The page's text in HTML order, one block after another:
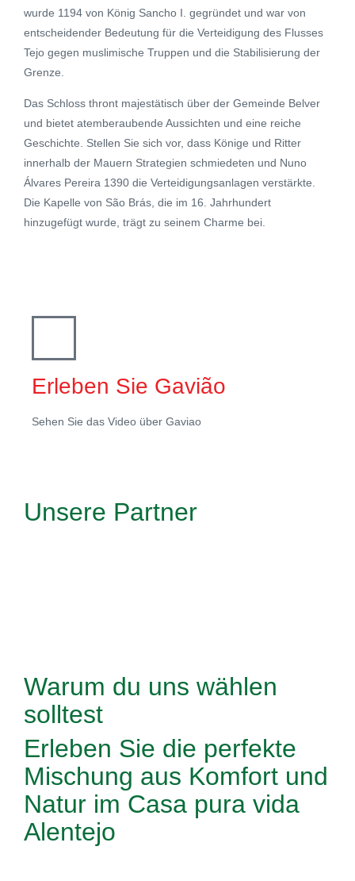
wurde 1194 von König Sancho I. gegründet und war von
entscheidender Bedeutung für die Verteidigung des Flusses
Tejo gegen muslimische Truppen und die Stabilisierung der
Grenze.
Das Schloss thront majestätisch über der Gemeinde Belver
und bietet atemberaubende Aussichten und eine reiche
Geschichte. Stellen Sie sich vor, dass Könige und Ritter
innerhalb der Mauern Strategien schmiedeten und Nuno
Álvares Pereira 1390 die Verteidigungsanlagen verstärkte.
Die Kapelle von São Brás, die im 16. Jahrhundert
hinzugefügt wurde, trägt zu seinem Charme bei.
Erleben Sie Gavião
Sehen Sie das Video über Gaviao
Unsere Partner
Warum du uns wählen
solltest
Erleben Sie die perfekte
Mischung aus Komfort und
Natur im Casa pura vida
Alentejo